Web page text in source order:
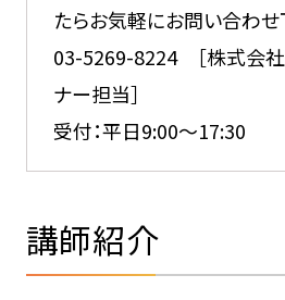
たらお気軽にお問い合わせ
03-5269-8224 ［株式会社
ナー担当］
受付：平日9:00～17:30
講師紹介